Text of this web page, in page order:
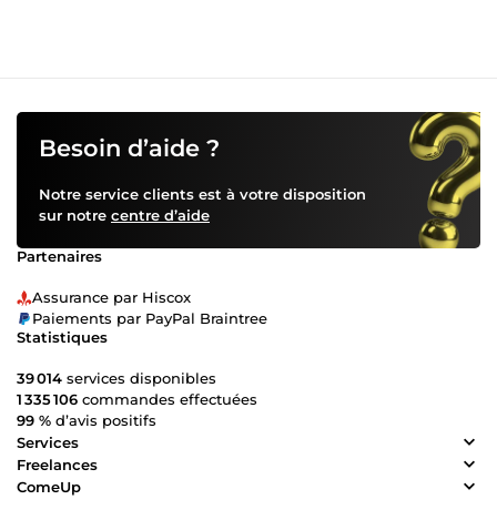
Besoin d’aide ?
Notre service clients est à votre disposition
sur notre centre d’aide
Partenaires
Assurance par Hiscox
Paiements par PayPal Braintree
Statistiques
39 014 services disponibles
1 335 106 commandes effectuées
99 % d’avis positifs
Services
Freelances
ComeUp